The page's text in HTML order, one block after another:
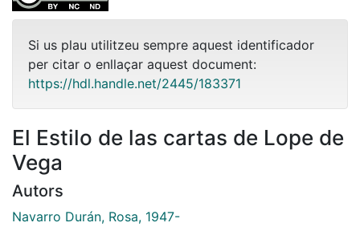
Si us plau utilitzeu sempre aquest identificador
per citar o enllaçar aquest document:
https://hdl.handle.net/2445/183371
El Estilo de las cartas de Lope de
Vega
Autors
Navarro Durán, Rosa, 1947-